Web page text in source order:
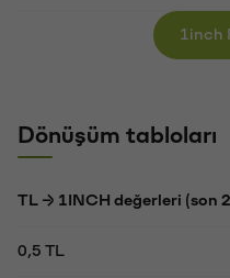
1inch
Dönüşüm tabloları
TL → 1INCH değerleri (son
0,5 TL